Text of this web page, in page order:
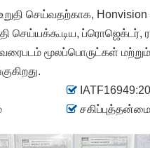
செய்வதற்காக,
ப்ரொஜெக்டர்,
மூலப்பொருட்கள் மற்றும்

